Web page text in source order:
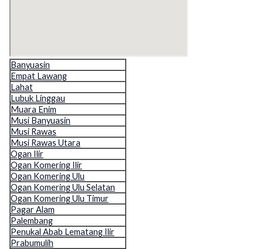
Banyuasin
Empat Lawang
Lahat
Lubuk Linggau
Muara Enim
Musi Banyuasin
Musi Rawas
Musi Rawas Utara
Ogan Ilir
Ogan Komering Ilir
Ogan Komering Ulu
Ogan Komering Ulu Selatan
Ogan Komering Ulu Timur
Pagar Alam
Palembang
Penukal Abab Lematang Ilir
Prabumulih